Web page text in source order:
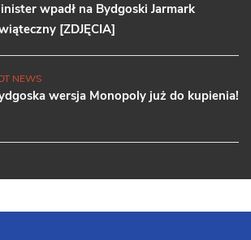
wpadł na Bydgoski Jarmark
[ZDJĘCIA]
NEWS
wersja Monopoly już do kupienia!